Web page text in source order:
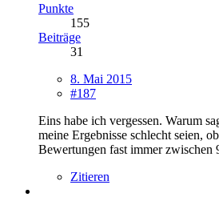
Punkte
155
Beiträge
31
8. Mai 2015
#187
Eins habe ich vergessen. Warum
meine Ergebnisse schlecht seien,
Bewertungen fast immer zwischen
Zitieren